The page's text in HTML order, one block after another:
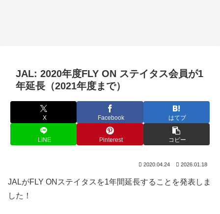
JAL: 2020年度FLY ON ステイタス会員が1
年延長（2021年度まで）
X Facebook はてブ
LINE Pinterest コピー
2020.04.24 2026.01.18
JALがFLY ONステイタスを1年間延長することを発表しま
した！